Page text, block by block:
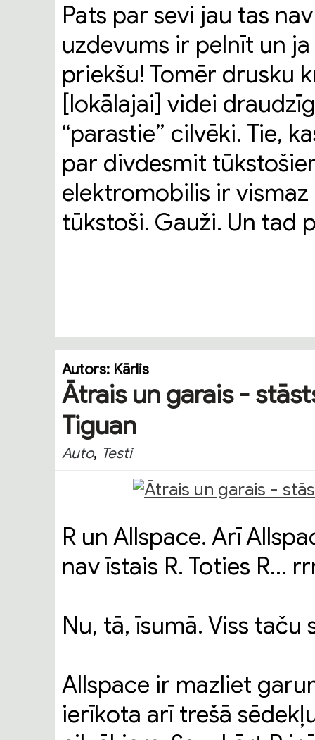
Pats par sevi jau tas
uzdevums ir pelnīt un
priekšu! Tomēr drusku
[lokālajai] videi
“parastie” cilvēki. Tie,
par divdesmit
elektromobilis ir
tūkstoši. Gauži. Un tad
Autors: Kārlis
Ātrais un garais -
Tiguan
Auto, Testi
R un Allspace. Arī
nav īstais R. Toties R…
Nu, tā, īsumā. Viss taču
Allspace ir mazliet
ierīkota arī trešā